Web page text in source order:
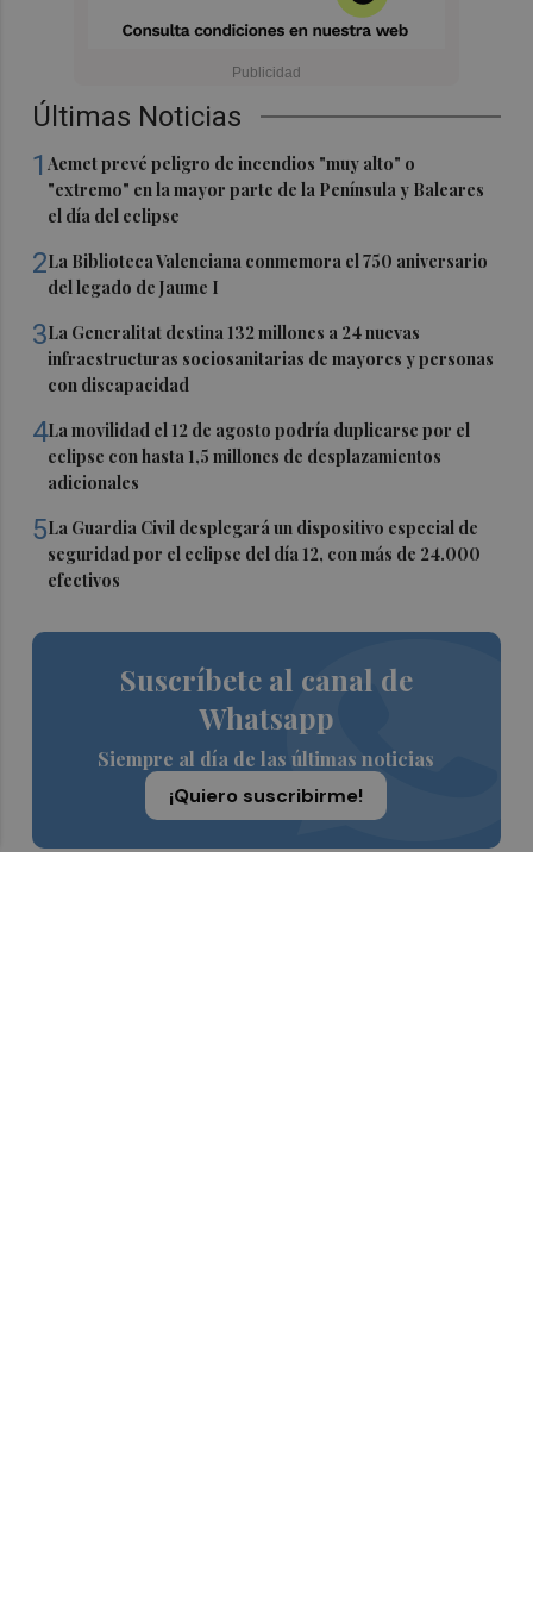
Últimas Noticias
1Aemet prevé peligro de incendios "muy alto" o
"extremo" en la mayor parte de la Península y Baleares
el día del eclipse
2La Biblioteca Valenciana conmemora el 750 aniversario
del legado de Jaume I
3La Generalitat destina 132 millones a 24 nuevas
infraestructuras sociosanitarias de mayores y personas
con discapacidad
4La movilidad el 12 de agosto podría duplicarse por el
eclipse con hasta 1,5 millones de desplazamientos
adicionales
5La Guardia Civil desplegará un dispositivo especial de
seguridad por el eclipse del día 12, con más de 24.000
efectivos
Suscríbete al canal de
Whatsapp
Siempre al día de las últimas noticias
¡Quiero suscribirme!